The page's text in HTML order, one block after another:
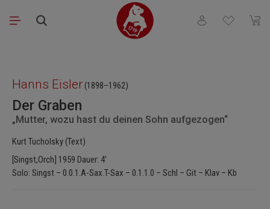
Zum Hauptinhalt springen
Du hast 0
Hanns Eisler (1898–1962)
Der Graben
„Mutter, wozu hast du deinen Sohn aufgezogen“
Kurt Tucholsky (Text)
[Singst,Orch] 1959 Dauer: 4'
Solo: Singst – 0.0.1.A-Sax.T-Sax – 0.1.1.0 – Schl – Git – Klav – Kb